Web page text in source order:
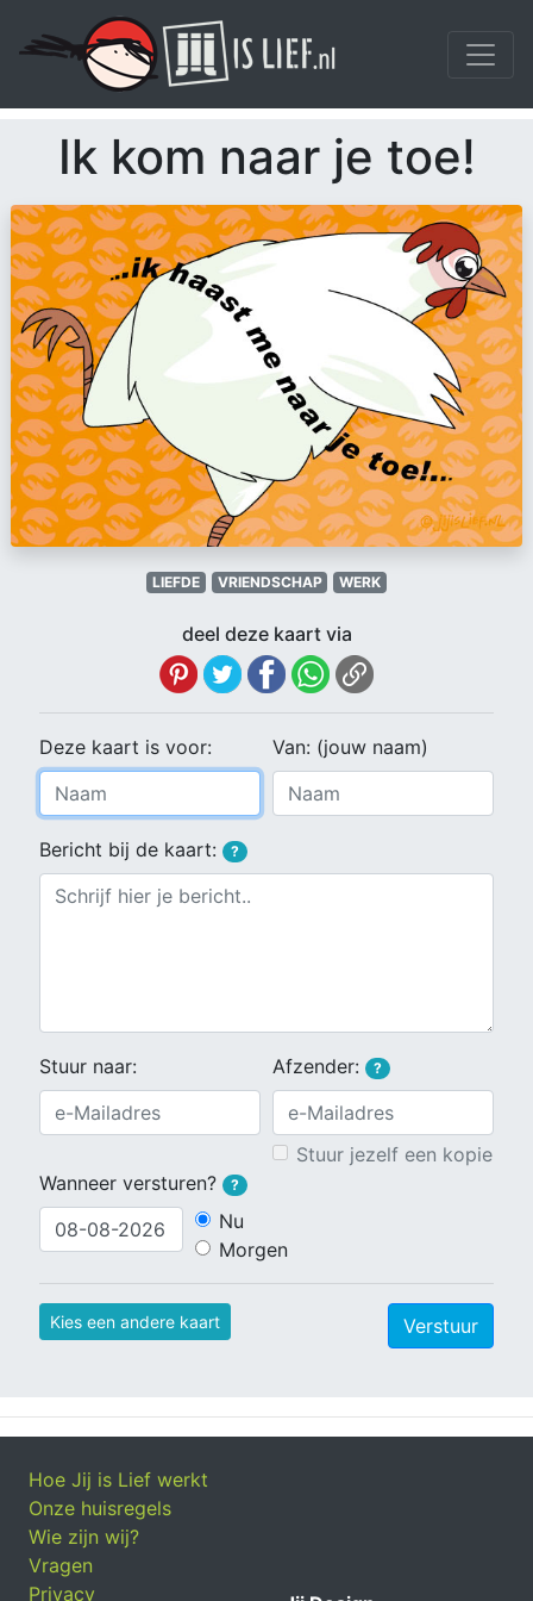
Ik kom naar je toe!
LIEFDE VRIENDSCHAP WERK
deel deze kaart via
Deze kaart is voor: Van: (jouw naam)
Bericht bij de kaart: ?
Stuur naar: Afzender: ?
Stuur jezelf een kopie
Wanneer versturen?
?
Nu
Morgen
Kies een andere kaart Verstuur
Hoe Jij is Lief werkt
Onze huisregels
Wie zijn wij?
Vragen
Privacy